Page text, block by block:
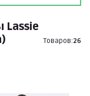
Товаров:26